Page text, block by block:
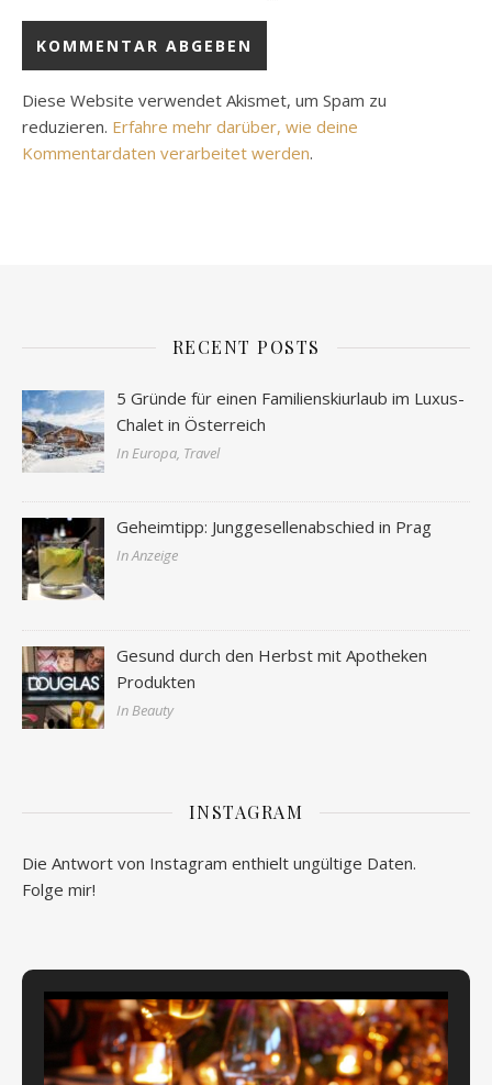
Diese Website verwendet Akismet, um Spam zu
reduzieren. Erfahre mehr darüber, wie deine
Kommentardaten verarbeitet werden.
RECENT POSTS
5 Gründe für einen Familienskiurlaub im Luxus-
Chalet in Österreich
In Europa, Travel
Geheimtipp: Junggesellenabschied in Prag
In Anzeige
Gesund durch den Herbst mit Apotheken
Produkten
In Beauty
INSTAGRAM
Die Antwort von Instagram enthielt ungültige Daten.
Folge mir!